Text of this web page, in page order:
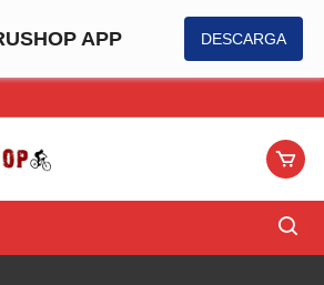
APP DESCARGA